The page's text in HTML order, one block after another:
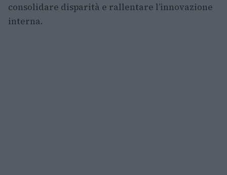
consolidare disparità e rallentare l’innovazione
interna.